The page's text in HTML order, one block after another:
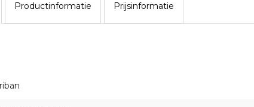
Productinformatie Prijsinformatie